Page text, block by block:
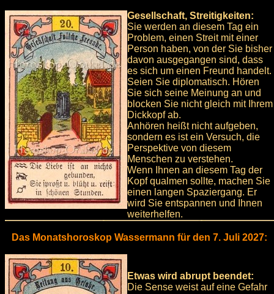
Gesellschaft, Streitigkeiten:
Sie werden an diesem Tag ein
Problem, einen Streit mit einer
Person haben, von der Sie bisher
davon ausgegangen sind, dass
es sich um einen Freund handelt.
Seien Sie diplomatisch. Hören
Sie sich seine Meinung an und
blocken Sie nicht gleich mit Ihrem
Dickkopf ab.
Anhören heißt nicht aufgeben,
sondern es ist ein Versuch, die
Perspektive von diesem
Menschen zu verstehen.
Wenn Ihnen an diesem Tag der
Kopf qualmen sollte, machen Sie
einen langen Spaziergang. Er
wird Sie entspannen und Ihnen
weiterhelfen.
Das Monatshoroskop Wassermann für den 7. Juli 2027:
Etwas wird abrupt beendet:
Die Sense weist auf eine Gefahr